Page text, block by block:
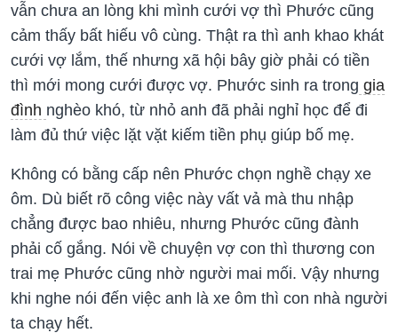
vẫn chưa an lòng khi mình cưới vợ thì Phước cũng
cảm thấy bất hiếu vô cùng. Thật ra thì anh khao khát
cưới vợ lắm, thế nhưng xã hội bây giờ phải có tiền
thì mới mong cưới được vợ. Phước sinh ra trong gia
đình nghèo khó, từ nhỏ anh đã phải nghỉ học để đi
làm đủ thứ việc lặt vặt kiếm tiền phụ giúp bố mẹ.
Không có bằng cấp nên Phước chọn nghề chạy xe
ôm. Dù biết rõ công việc này vất vả mà thu nhập
chẳng được bao nhiêu, nhưng Phước cũng đành
phải cố gắng. Nói về chuyện vợ con thì thương con
trai mẹ Phước cũng nhờ người mai mối. Vậy nhưng
khi nghe nói đến việc anh là xe ôm thì con nhà người
ta chạy hết.